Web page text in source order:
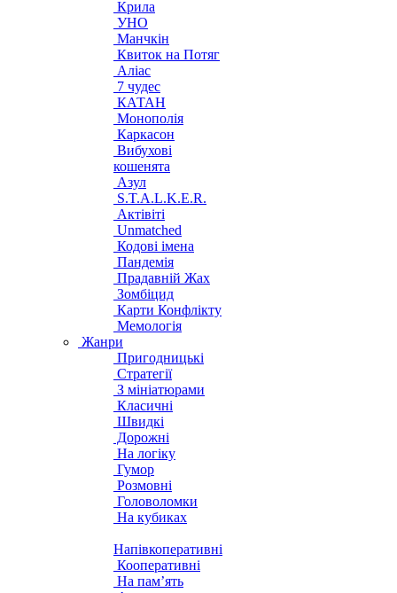
Крила
УНО
Манчкін
Квиток на Потяг
Аліас
7 чудес
КАТАН
Монополія
Каркасон
Вибухові
кошенята
Азул
S.T.A.L.K.E.R.
Актівіті
Unmatched
Кодові імена
Пандемія
Прадавній Жах
Зомбіцид
Карти Конфлікту
Мемологія
Жанри
Пригодницькі
Стратегії
З мініатюрами
Класичні
Швидкі
Дорожні
На логіку
Гумор
Розмовні
Головоломки
На кубиках
Напівкоперативні
Кооперативні
На пам’ять